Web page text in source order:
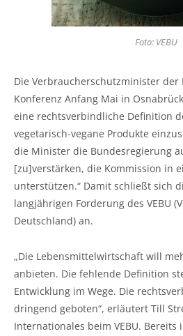
Foto: VEBU
Die Verbraucherschutzminister
Konferenz Anfang Mai in
eine rechtsverbindliche Definition
vegetarisch-vegane Produkte
die Minister die Bundesregierung
[zu]verstärken, die Kommission in
unterstützen.“ Damit schließt sich
langjährigen Forderung des VEBU
Deutschland) an.
„Die Lebensmittelwirtschaft will
anbieten. Die fehlende Definition
Entwicklung im Wege. Die
dringend geboten“, erläutert Till
Internationales beim VEBU. Bereits